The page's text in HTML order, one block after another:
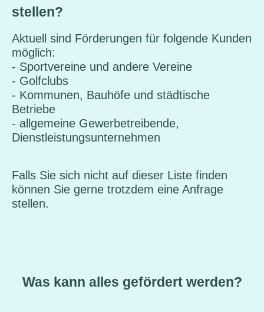
stellen?
Aktuell sind Förderungen für folgende Kunden
möglich:
- Sportvereine und andere Vereine
- Golfclubs
- Kommunen, Bauhöfe und städtische
Betriebe
- allgemeine Gewerbetreibende,
Dienstleistungsunternehmen
Falls Sie sich nicht auf dieser Liste finden
können Sie gerne trotzdem eine Anfrage
stellen.
Was kann alles gefördert werden?